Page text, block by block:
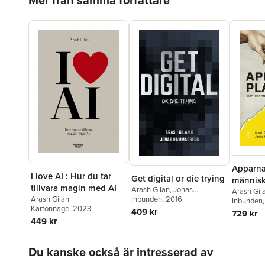
I love AI : Hur du tar
tillvara magin med AI
Arash Gilan
Kartonnage, 2023
449 kr
Get digital or die trying
Arash Gilan,Jonas
Hammarberg
Inbunden, 2016
409 kr
digital
Arash
Inbunden
729 kr
Du kanske också är intresserad av